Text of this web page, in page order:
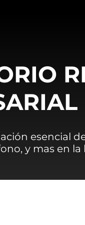
esencial
y mas en